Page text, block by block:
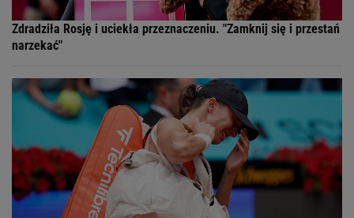
Zdradziła Rosję i uciekła przeznaczeniu. "Zamknij się i przestań
narzekać"